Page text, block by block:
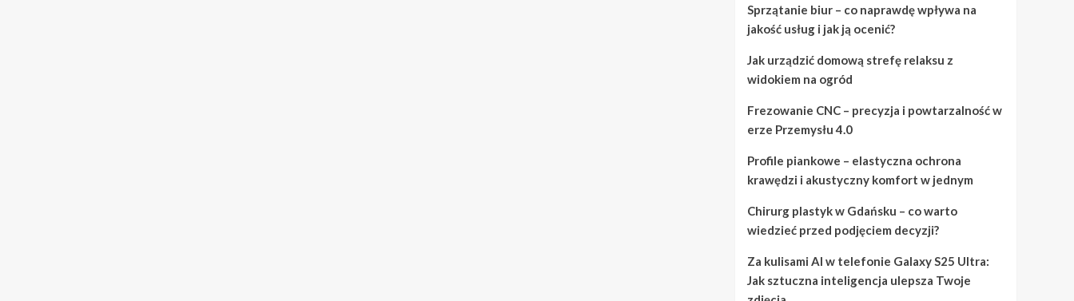
Sprzątanie biur – co naprawdę wpływa na
jakość usług i jak ją ocenić?
Jak urządzić domową strefę relaksu z
widokiem na ogród
Frezowanie CNC – precyzja i powtarzalność w
erze Przemysłu 4.0
Profile piankowe – elastyczna ochrona
krawędzi i akustyczny komfort w jednym
Chirurg plastyk w Gdańsku – co warto
wiedzieć przed podjęciem decyzji?
Za kulisami AI w telefonie Galaxy S25 Ultra:
Jak sztuczna inteligencja ulepsza Twoje